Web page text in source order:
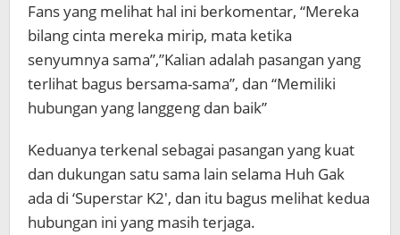
Fans yang melihat hal ini berkomentar, “Mereka
bilang cinta mereka mirip, mata ketika
senyumnya sama”,”Kalian adalah pasangan yang
terlihat bagus bersama-sama”, dan “Memiliki
hubungan yang langgeng dan baik”
Keduanya terkenal sebagai pasangan yang kuat
dan dukungan satu sama lain selama Huh Gak
ada di ‘Superstar K2′, dan itu bagus melihat kedua
hubungan ini yang masih terjaga.